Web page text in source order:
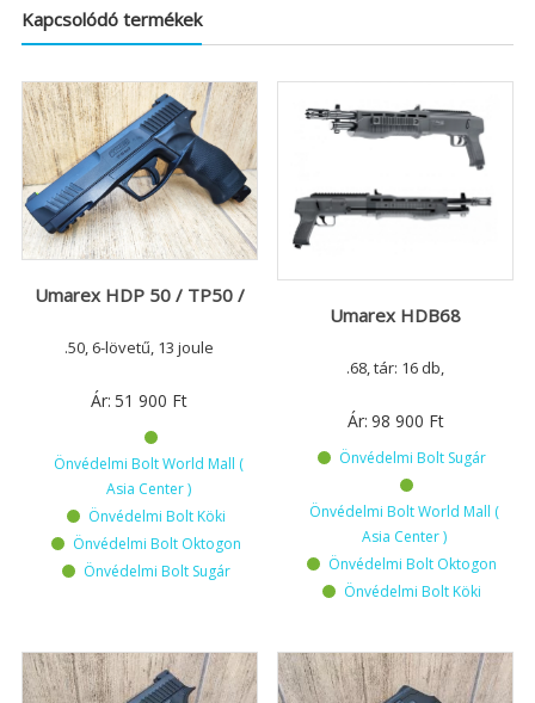
Kapcsolódó termékek
Umarex HDP 50 / TP50 /
.50, 6-lövetű, 13 joule
Ár: 51 900 Ft
Önvédelmi Bolt World Mall (
Asia Center )
Önvédelmi Bolt Köki
Önvédelmi Bolt Oktogon
Önvédelmi Bolt Sugár
Umarex HDB68
.68, tár: 16 db,
Ár: 98 900 Ft
Önvédelmi Bolt Sugár
Önvédelmi Bolt World Mall (
Asia Center )
Önvédelmi Bolt Oktogon
Önvédelmi Bolt Köki